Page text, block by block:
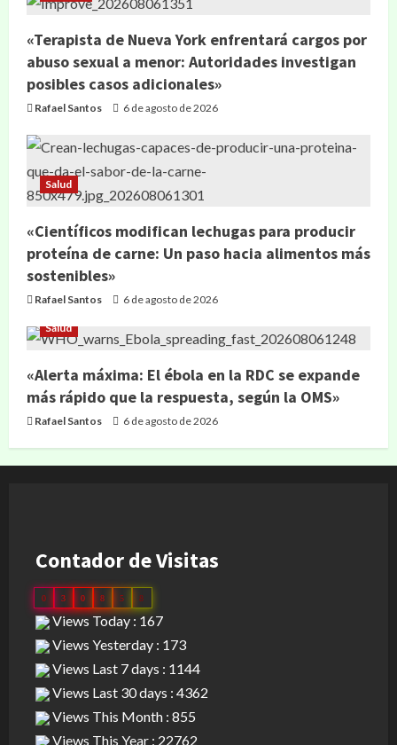
«Terapista de Nueva York enfrentará cargos por
abuso sexual a menor: Autoridades investigan
posibles casos adicionales»
Rafael Santos 6 de agosto de 2026
Salud
«Científicos modifican lechugas para producir
proteína de carne: Un paso hacia alimentos más
sostenibles»
Rafael Santos 6 de agosto de 2026
Salud
«Alerta máxima: El ébola en la RDC se expande
más rápido que la respuesta, según la OMS»
Rafael Santos 6 de agosto de 2026
Contador de Visitas
0 3 0 8 5 8
Views Today : 167
Views Yesterday : 173
Views Last 7 days : 1144
Views Last 30 days : 4362
Views This Month : 855
Views This Year : 22762